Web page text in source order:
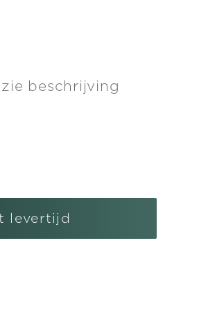
beschrijving
levertijd